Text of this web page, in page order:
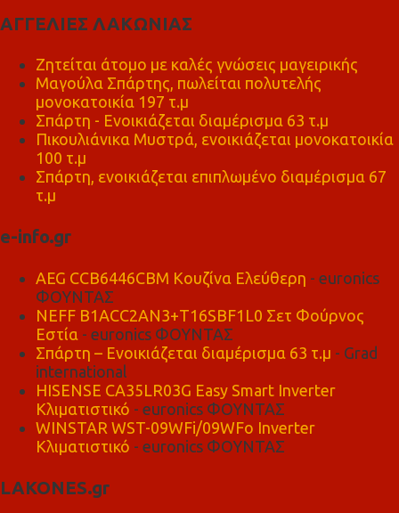
ΑΓΓΕΛΙΕΣ ΛΑΚΩΝΙΑΣ
Ζητείται άτομο με καλές γνώσεις μαγειρικής
Μαγούλα Σπάρτης, πωλείται πολυτελής
μονοκατοικία 197 τ.μ
Σπάρτη - Ενοικιάζεται διαμέρισμα 63 τ.μ
Πικουλιάνικα Μυστρά, ενοικιάζεται μονοκατοικία
100 τ.μ
Σπάρτη, ενοικιάζεται επιπλωμένο διαμέρισμα 67
τ.μ
e-info.gr
AEG CCB6446CBM Κουζίνα Ελεύθερη - euronics
ΦΟΥΝΤΑΣ
NEFF B1ACC2AN3+T16SBF1L0 Σετ Φούρνος
Εστία - euronics ΦΟΥΝΤΑΣ
Σπάρτη – Ενοικιάζεται διαμέρισμα 63 τ.μ - Grad
international
HISENSE CA35LR03G Easy Smart Inverter
Κλιματιστικό - euronics ΦΟΥΝΤΑΣ
WINSTAR WST-09WFi/09WFo Inverter
Κλιματιστικό - euronics ΦΟΥΝΤΑΣ
LAKONES.gr